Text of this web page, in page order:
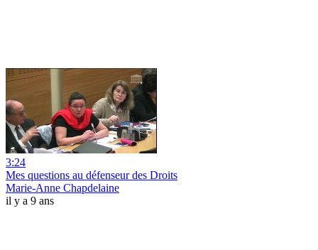
3:24
Mes questions au défenseur des Droits
Marie-Anne Chapdelaine
il y a 9 ans